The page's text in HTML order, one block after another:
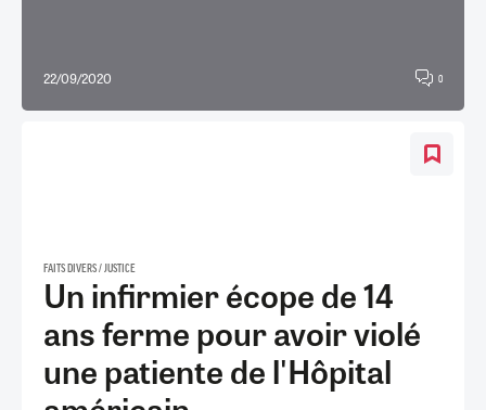
22/09/2020 0
FAITS DIVERS / JUSTICE
Un infirmier écope de 14
ans ferme pour avoir violé
une patiente de l'Hôpital